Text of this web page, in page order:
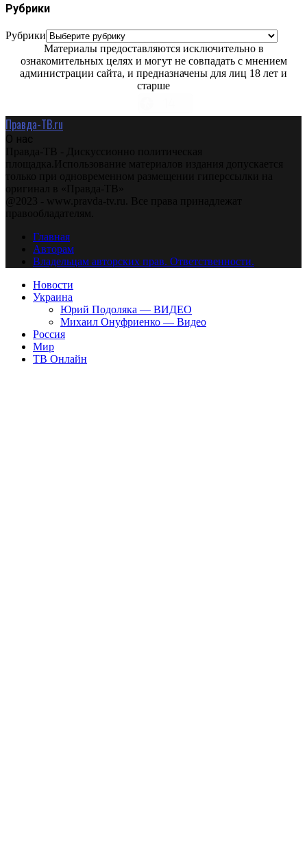
Рубрики
Рубрики
Материалы предоставляются исключительно в
ознакомительных целях и могут не совпадать с мнением
администрации сайта, и предназначены для лиц 18 лет и
старше
Правда-ТВ.ru
О нас
Правда-ТВ - Дискуссионно политическая
площадка.Использование материалов издания допускается
только при одновременном размещении гиперссылки на
оригинал в «Правда-ТВ»
@2023 - www.pravda-tv.ru. Все права принадлежат
правообладателям.
Главная
Авторам
Владельцам авторских прав. Ответственности.
Новости
Украина
Юрий Подоляка — ВИДЕО
Михаил Онуфриенко — Видео
Россия
Мир
ТВ Онлайн